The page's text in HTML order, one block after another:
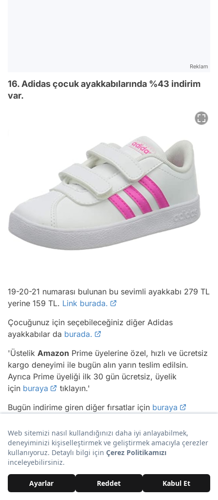
Reklam
16. Adidas çocuk ayakkabılarında %43 indirim
var.
19-20-21 numarası bulunan bu sevimli ayakkabı 279 TL
yerine 159 TL. Link burada.
Çocuğunuz için seçebileceğiniz diğer Adidas
ayakkabılar da burada.
'Üstelik Amazon Prime üyelerine özel, hızlı ve ücretsiz
kargo deneyimi ile bugün alın yarın teslim edilsin.
Ayrıca Prime üyeliği ilk 30 gün ücretsiz, üyelik
için buraya
tıklayın.'
Bugün indirime giren diğer fırsatlar için buraya
17. Bu oyuncakla oynamak çok zevkli.